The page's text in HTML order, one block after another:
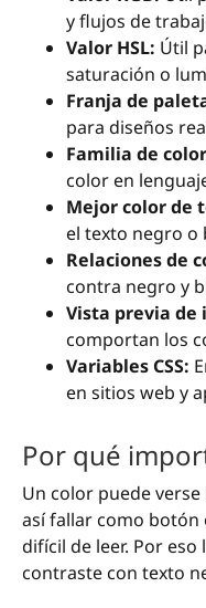
y flujos de
Valor HSL: Útil
saturación o
Franja de
para diseños
Familia de
color en
Mejor color de
el texto negro o
Relaciones de
contra negro y
Vista previa de
comportan los
Variables CSS:
en sitios web y
Por qué
Un color puede
así fallar como botón
difícil de leer. Por
contraste con texto